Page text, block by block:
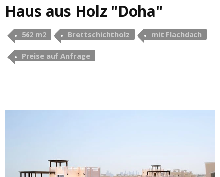
Haus aus Holz "Doha"
562 m2 Brettschichtholz mit Flachdach
Preise auf Anfrage